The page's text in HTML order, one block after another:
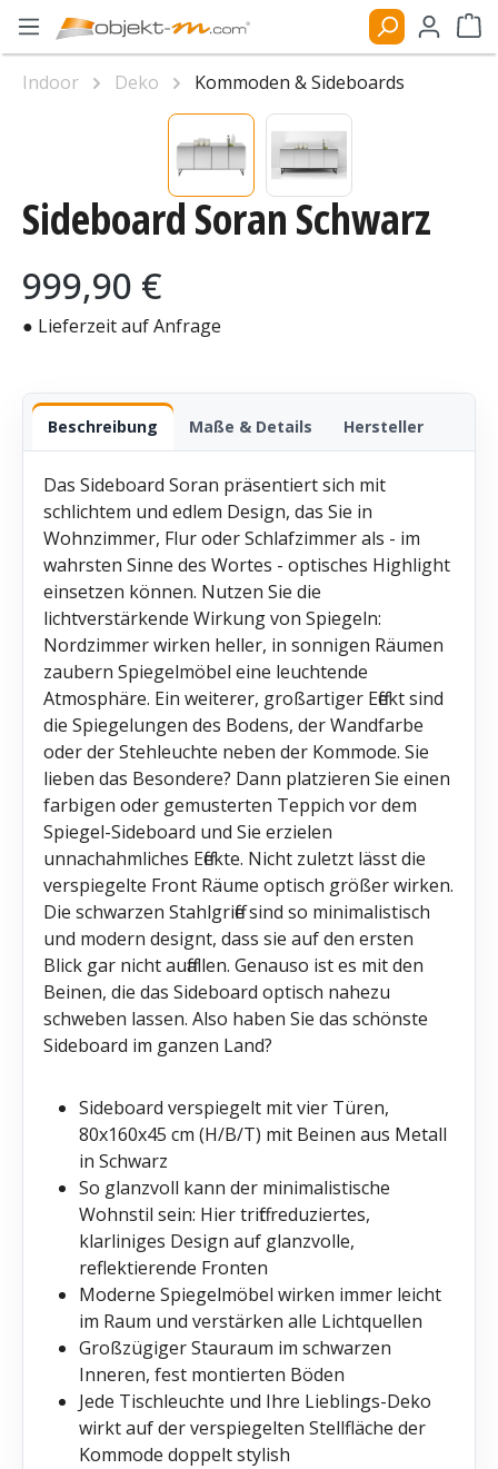
Zum Hauptinhalt springen
Sideboard Soran Schwarz
Regulärer Preis:
999,90 €
● Lieferzeit auf Anfrage
Beschreibung Maße & Details Hersteller
Das Sideboard Soran präsentiert sich mit
schlichtem und edlem Design, das Sie in
Wohnzimmer, Flur oder Schlafzimmer als - im
wahrsten Sinne des Wortes - optisches Highlight
einsetzen können. Nutzen Sie die
lichtverstärkende Wirkung von Spiegeln:
Nordzimmer wirken heller, in sonnigen Räumen
zaubern Spiegelmöbel eine leuchtende
Atmosphäre. Ein weiterer, großartiger Effekt sind
die Spiegelungen des Bodens, der Wandfarbe
oder der Stehleuchte neben der Kommode. Sie
lieben das Besondere? Dann platzieren Sie einen
farbigen oder gemusterten Teppich vor dem
Spiegel-Sideboard und Sie erzielen
unnachahmliches Effekte. Nicht zuletzt lässt die
verspiegelte Front Räume optisch größer wirken.
Die schwarzen Stahlgriffe sind so minimalistisch
und modern designt, dass sie auf den ersten
Blick gar nicht auffallen. Genauso ist es mit den
Beinen, die das Sideboard optisch nahezu
schweben lassen. Also haben Sie das schönste
Sideboard im ganzen Land?
Sideboard verspiegelt mit vier Türen,
80x160x45 cm (H/B/T) mit Beinen aus Metall
in Schwarz
So glanzvoll kann der minimalistische
Wohnstil sein: Hier trifft reduziertes,
klarliniges Design auf glanzvolle,
reflektierende Fronten
Moderne Spiegelmöbel wirken immer leicht
im Raum und verstärken alle Lichtquellen
Großzügiger Stauraum im schwarzen
Inneren, fest montierten Böden
Jede Tischleuchte und Ihre Lieblings-Deko
wirkt auf der verspiegelten Stellfläche der
Kommode doppelt stylish
Indoor Deko
Kommoden & Sideboards
Bildergalerie überspringen